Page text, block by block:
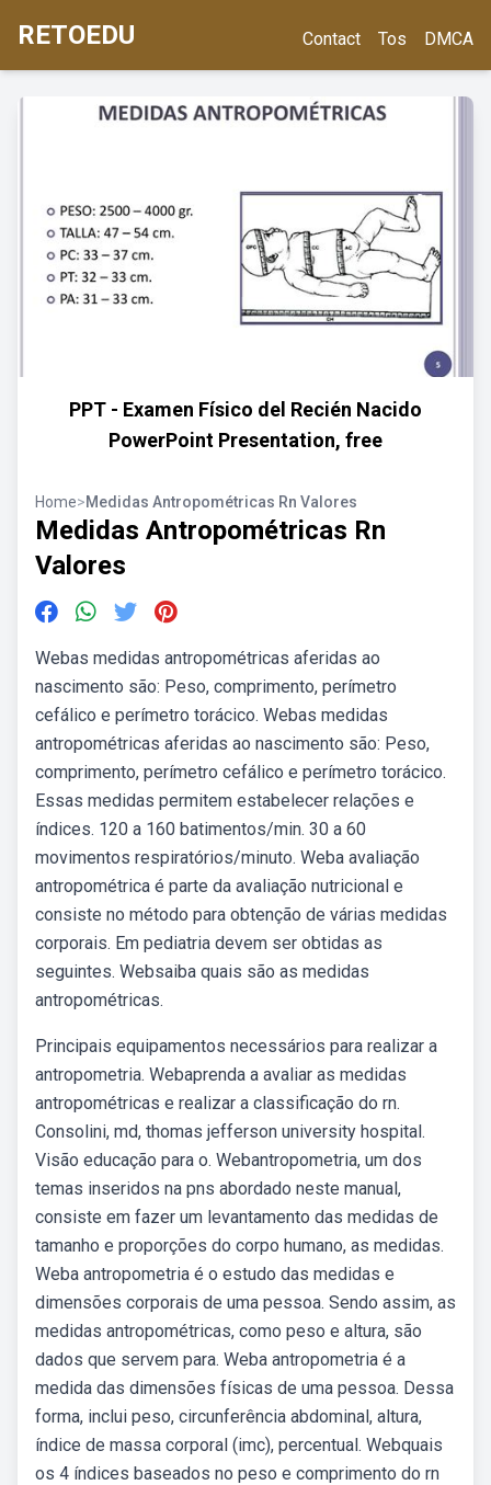
RETOEDU Contact Tos DMCA
PPT - Examen Físico del Recién Nacido
PowerPoint Presentation, free
Home>Medidas Antropométricas Rn Valores
Medidas Antropométricas Rn
Valores
Webas medidas antropométricas aferidas ao
nascimento são: Peso, comprimento, perímetro
cefálico e perímetro torácico. Webas medidas
antropométricas aferidas ao nascimento são: Peso,
comprimento, perímetro cefálico e perímetro torácico.
Essas medidas permitem estabelecer relações e
índices. 120 a 160 batimentos/min. 30 a 60
movimentos respiratórios/minuto. Weba avaliação
antropométrica é parte da avaliação nutricional e
consiste no método para obtenção de várias medidas
corporais. Em pediatria devem ser obtidas as
seguintes. Websaiba quais são as medidas
antropométricas.
Principais equipamentos necessários para realizar a
antropometria. Webaprenda a avaliar as medidas
antropométricas e realizar a classificação do rn.
Consolini, md, thomas jefferson university hospital.
Visão educação para o. Webantropometria, um dos
temas inseridos na pns abordado neste manual,
consiste em fazer um levantamento das medidas de
tamanho e proporções do corpo humano, as medidas.
Weba antropometria é o estudo das medidas e
dimensões corporais de uma pessoa. Sendo assim, as
medidas antropométricas, como peso e altura, são
dados que servem para. Weba antropometria é a
medida das dimensões físicas de uma pessoa. Dessa
forma, inclui peso, circunferência abdominal, altura,
índice de massa corporal (imc), percentual. Webquais
os 4 índices baseados no peso e comprimento do rn